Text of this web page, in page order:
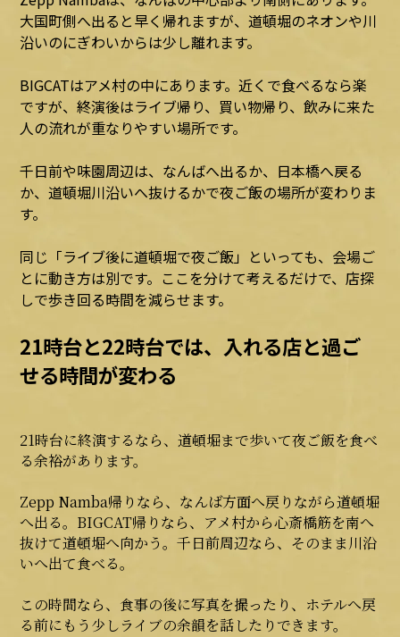
大国町側へ出ると早く帰れますが、道頓堀のネオンや川
沿いのにぎわいからは少し離れます。
BIGCATはアメ村の中にあります。近くで食べるなら楽
ですが、終演後はライブ帰り、買い物帰り、飲みに来た
人の流れが重なりやすい場所です。
千日前や味園周辺は、なんばへ出るか、日本橋へ戻る
か、道頓堀川沿いへ抜けるかで夜ご飯の場所が変わりま
す。
同じ「ライブ後に道頓堀で夜ご飯」といっても、会場ご
とに動き方は別です。ここを分けて考えるだけで、店探
しで歩き回る時間を減らせます。
21時台と22時台では、入れる店と過ご
せる時間が変わる
21時台に終演するなら、道頓堀まで歩いて夜ご飯を食べ
る余裕があります。
Zepp Namba帰りなら、なんば方面へ戻りながら道頓堀
へ出る。BIGCAT帰りなら、アメ村から心斎橋筋を南へ
抜けて道頓堀へ向かう。千日前周辺なら、そのまま川沿
いへ出て食べる。
この時間なら、食事の後に写真を撮ったり、ホテルへ戻
る前にもう少しライブの余韻を話したりできます。